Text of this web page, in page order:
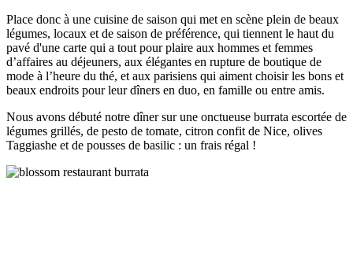
Place donc à une cuisine de saison qui met en scène plein de beaux
légumes, locaux et de saison de préférence, qui tiennent le haut du
pavé d'une carte qui a tout pour plaire aux hommes et femmes
d’affaires au déjeuners, aux élégantes en rupture de boutique de
mode à l’heure du thé, et aux parisiens qui aiment choisir les bons et
beaux endroits pour leur dîners en duo, en famille ou entre amis.
Nous avons débuté notre dîner sur une onctueuse burrata escortée de
légumes grillés, de pesto de tomate, citron confit de Nice, olives
Taggiashe et de pousses de basilic : un frais régal !